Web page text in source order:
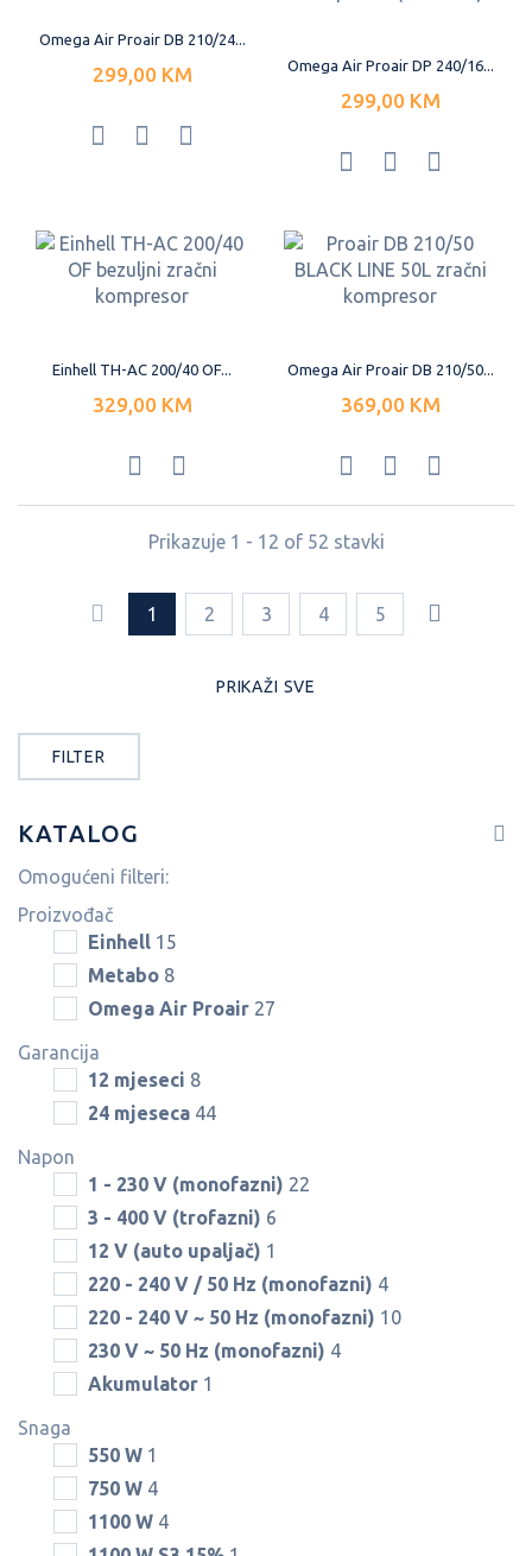
Omega Air Proair DB 210/24...
299,00 KM Omega Air Proair DP 240/16...
299,00 KM
Einhell TH-AC 200/40 OF...
329,00 KM
Omega Air Proair DB 210/50...
369,00 KM
Prikazuje 1 - 12 of 52 stavki
1 2 3 4 5
PRIKAŽI SVE
FILTER
KATALOG
Omogućeni filteri:
Proizvođač
Einhell 15
Metabo 8
Omega Air Proair 27
Garancija
12 mjeseci 8
24 mjeseca 44
Napon
1 - 230 V (monofazni) 22
3 - 400 V (trofazni) 6
12 V (auto upaljač) 1
220 - 240 V / 50 Hz (monofazni) 4
220 - 240 V ~ 50 Hz (monofazni) 10
230 V ~ 50 Hz (monofazni) 4
Akumulator 1
Snaga
550 W 1
750 W 4
1100 W 4